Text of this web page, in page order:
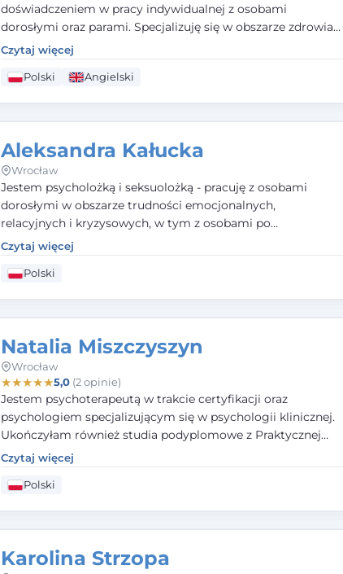
doświadczeniem w pracy indywidualnej z osobami
dorosłymi oraz parami. Specjalizuję się w obszarze zdrowia
seksualnego, żałoby, kryzysów życiowych i wypalenia
zawodowego. Pracuję w języku polskim i angielskim, w
podejściu humanistycznym, opartym na partnerstwie i
Czytaj więcej
Polski Angielski
Aleksandra Kałucka
Wrocław
Jestem psycholożką i seksuolożką - pracuję z osobami
dorosłymi w obszarze trudności emocjonalnych,
relacyjnych i kryzysowych, w tym z osobami po
doświadczeniach przemocy. Ukończyłam psychologię
kliniczną oraz studia podyplomowe z interwencji kryzysowej
i seksuologii klinicznej na SWPS we Wrocławiu. W pracy
Czytaj więcej
Polski
Natalia Miszczyszyn
Wrocław
★★★★★5,0(2 opinie)
Jestem psychoterapeutą w trakcie certyfikacji oraz
psychologiem specjalizującym się w psychologii klinicznej.
Ukończyłam również studia podyplomowe z Praktycznej
Diagnozy Psychologicznej. Aktywnie uczestniczę w
działalności Polskiego Towarzystwa Psychiatrycznego oraz
Polskiego Towarzystwa Psychologicznego, a także jestem
Czytaj więcej
Polski
Karolina Strzopa